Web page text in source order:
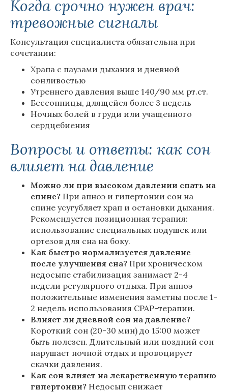
Когда срочно нужен врач:
тревожные сигналы
Консультация специалиста обязательна при
сочетании:
Храпа с паузами дыхания и дневной
сонливостью
Утреннего давления выше 140/90 мм рт.ст.
Бессонницы, длящейся более 3 недель
Ночных болей в груди или учащенного
сердцебиения
Вопросы и ответы: как сон
влияет на давление
Можно ли при высоком давлении спать на
спине? При апноэ и гипертонии сон на
спине усугубляет храп и остановки дыхания.
Рекомендуется позиционная терапия:
использование специальных подушек или
ортезов для сна на боку.
Как быстро нормализуется давление
после улучшения сна? При хроническом
недосыпе стабилизация занимает 2-4
недели регулярного отдыха. При апноэ
положительные изменения заметны после 1-
2 недель использования CPAP-терапии.
Влияет ли дневной сон на давление?
Короткий сон (20-30 мин) до 15:00 может
быть полезен. Длительный или поздний сон
нарушает ночной отдых и провоцирует
скачки давления.
Как сон влияет на лекарственную терапию
гипертонии? Недосып снижает